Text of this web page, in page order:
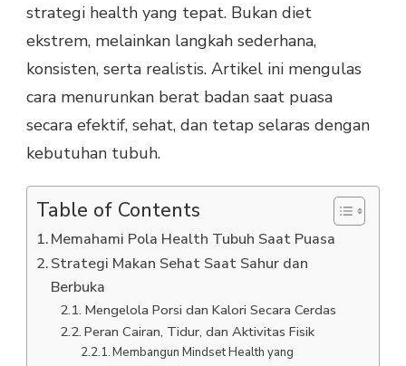
strategi health yang tepat. Bukan diet
ekstrem, melainkan langkah sederhana,
konsisten, serta realistis. Artikel ini mengulas
cara menurunkan berat badan saat puasa
secara efektif, sehat, dan tetap selaras dengan
kebutuhan tubuh.
Table of Contents
Memahami Pola Health Tubuh Saat Puasa
Strategi Makan Sehat Saat Sahur dan
Berbuka
Mengelola Porsi dan Kalori Secara Cerdas
Peran Cairan, Tidur, dan Aktivitas Fisik
Membangun Mindset Health yang